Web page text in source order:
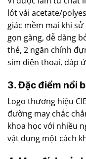
lót vải acetate/
giác mềm mại khi
gọn gàng, dễ dàng
thẻ, 2 ngăn chính
sim điện thoại, đáp
3. Đặc điểm nổi
Logo thương hiệu
đường may chắc
khoa học với nhiều
vật dụng một cách